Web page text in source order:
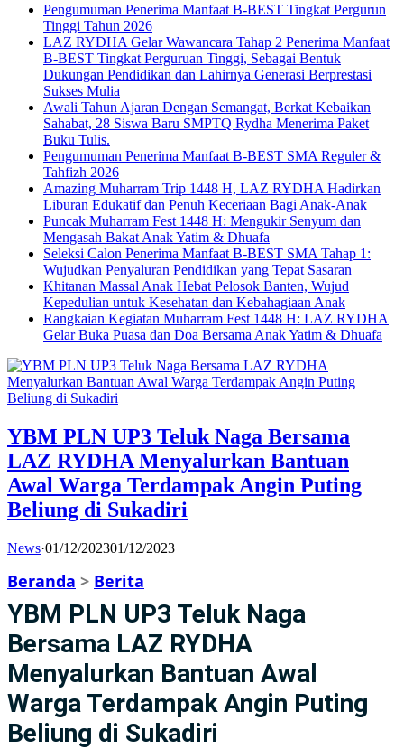
Pengumuman Penerima Manfaat B-BEST Tingkat Pergurun
Tinggi Tahun 2026
LAZ RYDHA Gelar Wawancara Tahap 2 Penerima Manfaat
B-BEST Tingkat Perguruan Tinggi, Sebagai Bentuk
Dukungan Pendidikan dan Lahirnya Generasi Berprestasi
Sukses Mulia
Awali Tahun Ajaran Dengan Semangat, Berkat Kebaikan
Sahabat, 28 Siswa Baru SMPTQ Rydha Menerima Paket
Buku Tulis.
Pengumuman Penerima Manfaat B-BEST SMA Reguler &
Tahfizh 2026
Amazing Muharram Trip 1448 H, LAZ RYDHA Hadirkan
Liburan Edukatif dan Penuh Keceriaan Bagi Anak-Anak
Puncak Muharram Fest 1448 H: Mengukir Senyum dan
Mengasah Bakat Anak Yatim & Dhuafa
Seleksi Calon Penerima Manfaat B-BEST SMA Tahap 1:
Wujudkan Penyaluran Pendidikan yang Tepat Sasaran
Khitanan Massal Anak Hebat Pelosok Banten, Wujud
Kepedulian untuk Kesehatan dan Kebahagiaan Anak
Rangkaian Kegiatan Muharram Fest 1448 H: LAZ RYDHA
Gelar Buka Puasa dan Doa Bersama Anak Yatim & Dhuafa
YBM PLN UP3 Teluk Naga Bersama
LAZ RYDHA Menyalurkan Bantuan
Awal Warga Terdampak Angin Puting
Beliung di Sukadiri
News·01/12/202301/12/2023
Beranda > Berita
YBM PLN UP3 Teluk Naga
Bersama LAZ RYDHA
Menyalurkan Bantuan Awal
Warga Terdampak Angin Puting
Beliung di Sukadiri